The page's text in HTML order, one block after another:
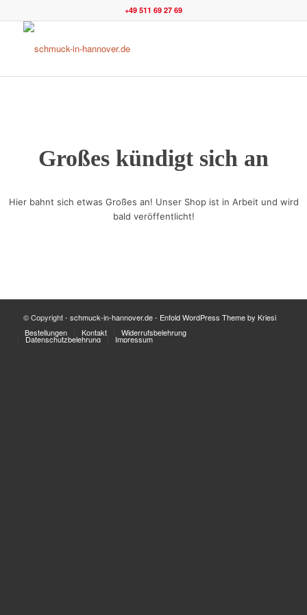
+49 511 69 27 69
Großes kündigt sich an
Hier bahnt sich etwas Großes an! Unser Shop ist in Arbeit und wird
bald veröffentlicht!
© Copyright - schmuck-in-hannover.de- Enfold WordPress Theme by Kriesi
Bestellungen
Kontakt Widerrufsbelehrung
Datenschutzbelehrung Impressum